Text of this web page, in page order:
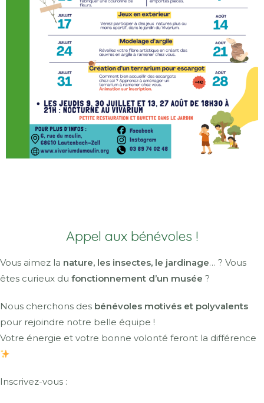
Appel aux bénévoles !
Vous aimez la nature, les insectes, le jardinage… ? Vous
êtes curieux du fonctionnement d’un musée ?
Nous cherchons des bénévoles motivés et polyvalents
pour rejoindre notre belle équipe !
Votre énergie et votre bonne volonté feront la différence
Inscrivez-vous :